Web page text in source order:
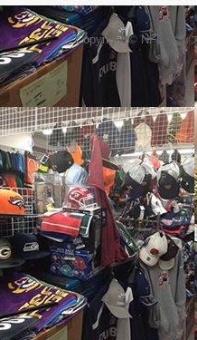
Copyright © NFL グッ